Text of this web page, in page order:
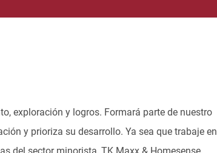
exploración y logros. Formará parte de nuestro
y prioriza su desarrollo. Ya sea que trabaje en